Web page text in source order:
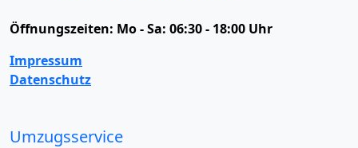
Öffnungszeiten: Mo - Sa: 06:30 - 18:00 Uhr
Impressum
Datenschutz
Umzugsservice